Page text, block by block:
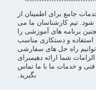
جامع برای اطمینان از
شود. تیم کارشناسان ما می
برنامه های آموزشی را
استفاده و دستکاری مناسب
توانیم راه حل های سفارشی
شما ارائه دهیمبرای
فنی و خدمات ما با ما تماس
بگیرید.